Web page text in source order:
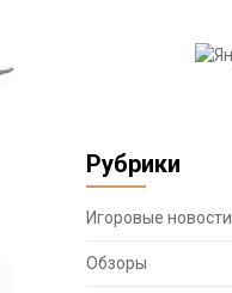
Рубрики
Игоровые новости
Обзоры